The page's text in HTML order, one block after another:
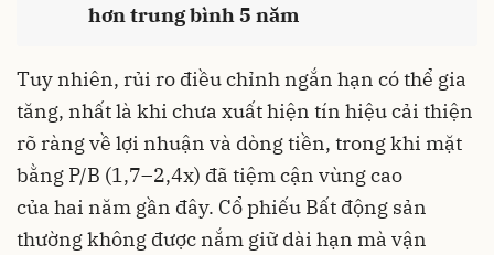
hơn trung bình 5 năm
Tuy nhiên, rủi ro điều chỉnh ngắn hạn có thể gia
tăng, nhất là khi chưa xuất hiện tín hiệu cải thiện
rõ ràng về lợi nhuận và dòng tiền, trong khi mặt
bằng P/B (1,7–2,4x) đã tiệm cận vùng cao
của hai năm gần đây. Cổ phiếu Bất động sản
thường không được nắm giữ dài hạn mà vận